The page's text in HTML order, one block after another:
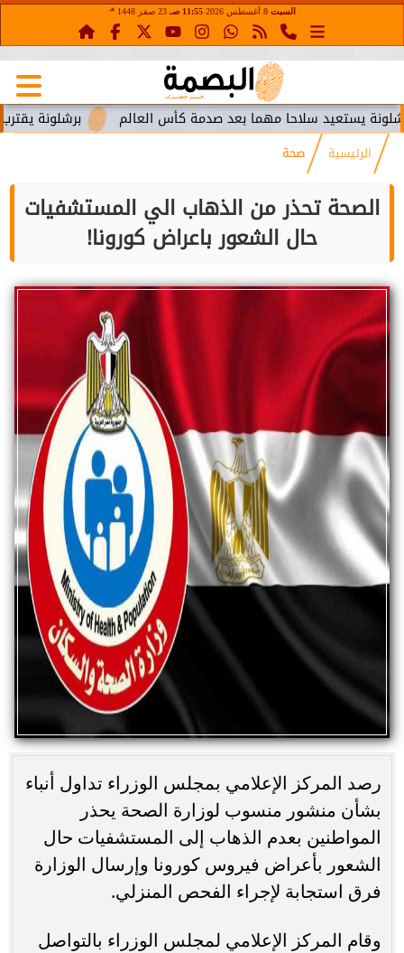
السبت 8 أغسطس 2026 11:55 صـ 23 صفر 1448 هـ
برشلونة يقترب من سلاحا مهما بعد صدمة كأس العالم
الرئيسية صحة
الصحة تحذر من الذهاب الي المستشفيات
حال الشعور باعراض كورونا!
رصد المركز الإعلامي بمجلس الوزراء تداول أنباء
بشأن منشور منسوب لوزارة الصحة يحذر
المواطنين بعدم الذهاب إلى المستشفيات حال
الشعور بأعراض فيروس كورونا وإرسال الوزارة
فرق استجابة لإجراء الفحص المنزلي.
وقام المركز الإعلامي لمجلس الوزراء بالتواصل